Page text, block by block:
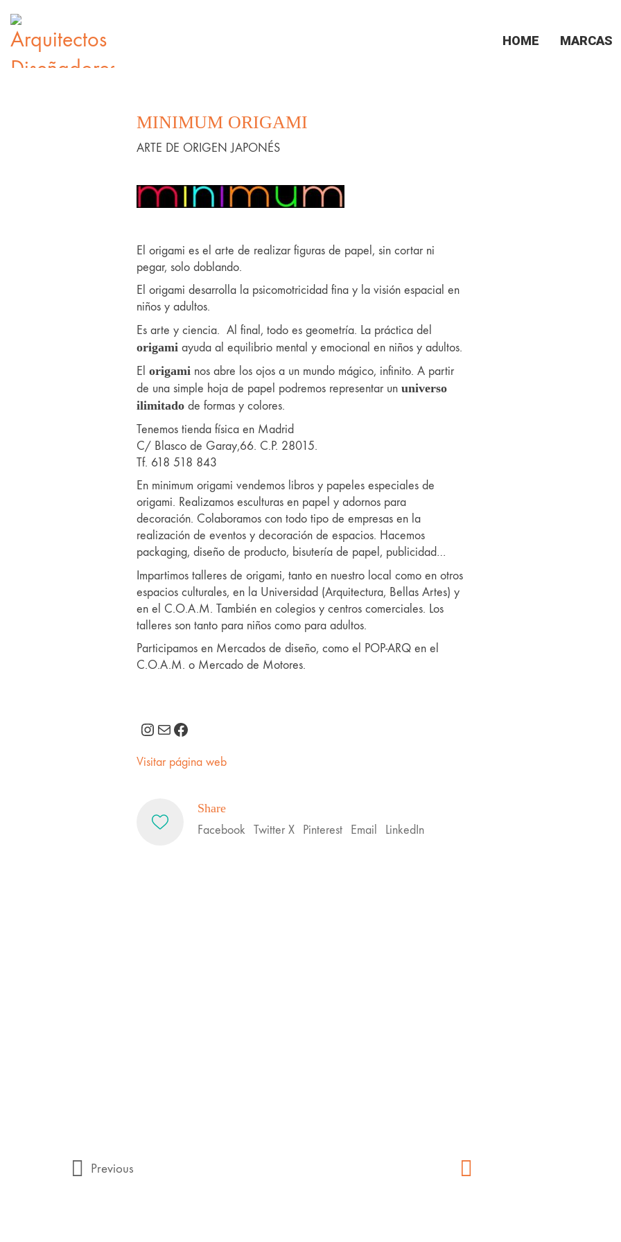
HOME MARCAS
MINIMUM ORIGAMI
ARTE DE ORIGEN JAPONÉS
El origami es el arte de realizar figuras de papel, sin cortar ni
pegar, solo doblando.
El origami desarrolla la psicomotricidad fina y la visión espacial en
niños y adultos.
Es arte y ciencia. Al final, todo es geometría. La práctica del
origami ayuda al equilibrio mental y emocional en niños y adultos.
El origami nos abre los ojos a un mundo mágico, infinito. A partir
de una simple hoja de papel podremos representar un universo
ilimitado de formas y colores.
Tenemos tienda física en Madrid
C/ Blasco de Garay,66. C.P. 28015.
Tf. 618 518 843
En minimum origami vendemos libros y papeles especiales de
origami. Realizamos esculturas en papel y adornos para
decoración. Colaboramos con todo tipo de empresas en la
realización de eventos y decoración de espacios. Hacemos
packaging, diseño de producto, bisutería de papel, publicidad…
Impartimos talleres de origami, tanto en nuestro local como en otros
espacios culturales, en la Universidad (Arquitectura, Bellas Artes) y
en el C.O.A.M. También en colegios y centros comerciales. Los
talleres son tanto para niños como para adultos.
Participamos en Mercados de diseño, como el POP-ARQ en el
C.O.A.M. o Mercado de Motores.
Instagram
Mail
Visitar página web
Share
Facebook Twitter X Pinterest Email LinkedIn
Previous